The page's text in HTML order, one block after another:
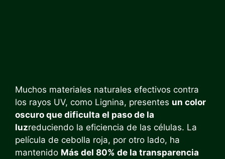
Muchos materiales naturales efectivos contra
los rayos UV, como Lignina, presentes un color
oscuro que dificulta el paso de la
luzreduciendo la eficiencia de las células. La
película de cebolla roja, por otro lado, ha
mantenido Más del 80% de la transparencia